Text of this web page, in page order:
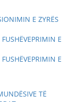
E ZYRËS
E
E
TË